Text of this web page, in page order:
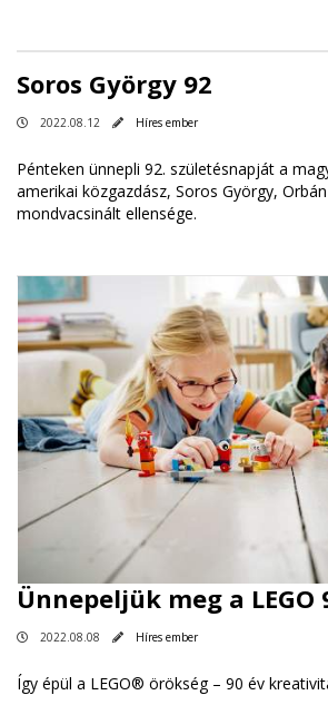
Soros György 92
2022.08.12 Híres ember
Pénteken ünnepli 92. születésnapját a
amerikai közgazdász, Soros György,
mondvacsinált ellensége.
Ünnepeljük meg a LEGO
2022.08.08 Híres ember
Így épül a LEGO® örökség – 90 év